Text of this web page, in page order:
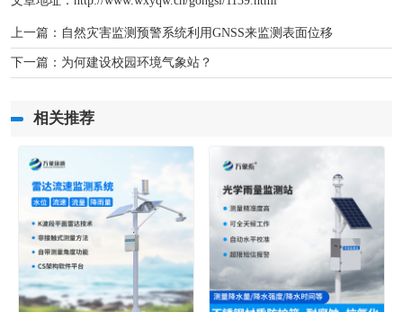
上一篇： 自然灾害监测预警系统利用GNSS来监测表面位移
下一篇： 为何建设校园环境气象站？
相关推荐